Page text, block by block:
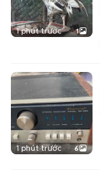
1 phút trước 1
1 phút trước 6